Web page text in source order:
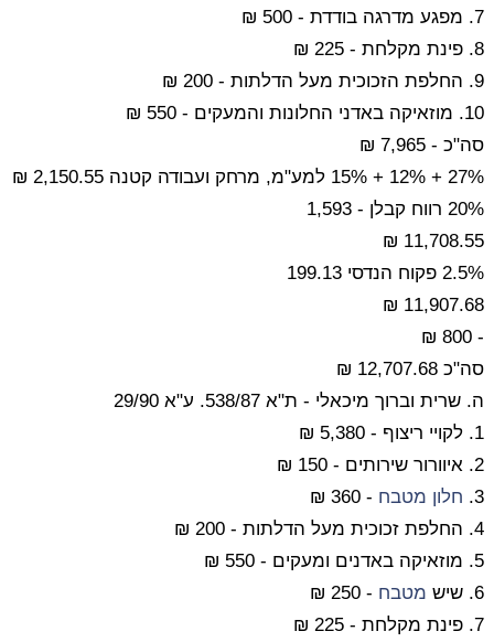
7. מפגע מדרגה בודדת - 500 ₪
8. פינת מקלחת - 225 ₪
9. החלפת הזכוכית מעל הדלתות - 200 ₪
10. מוזאיקה באדני החלונות והמעקים - 550 ₪
סה"כ - 7,965 ₪
27% + 12% + 15% למע"מ, מרחק ועבודה קטנה 2,150.55 ₪
20% רווח קבלן - 1,593
11,708.55 ₪
2.5% פקוח הנדסי 199.13
11,907.68 ₪
- 800 ₪
סה"כ 12,707.68 ₪
ה. שרית וברוך מיכאלי - ת"א 538/87. ע"א 29/90
1. לקויי ריצוף - 5,380 ₪
2. איוורור שירותים - 150 ₪
3. חלון מטבח - 360 ₪
4. החלפת זכוכית מעל הדלתות - 200 ₪
5. מוזאיקה באדנים ומעקים - 550 ₪
6. שיש
מטבח - 250 ₪
7. פינת מקלחת - 225 ₪